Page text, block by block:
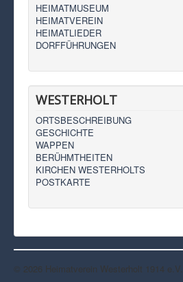
HEIMATMUSEUM
HEIMATVEREIN
HEIMATLIEDER
DORFFÜHRUNGEN
WESTERHOLT
ORTSBESCHREIBUNG
GESCHICHTE
WAPPEN
BERÜHMTHEITEN
KIRCHEN WESTERHOLTS
POSTKARTE
© 2026 Heimatverein Westerholt 1914 e.V.